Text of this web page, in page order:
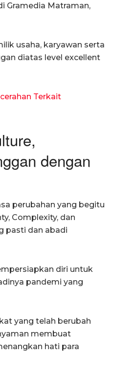
Gramedia Matraman,
usaha, karyawan serta
diatas level excellent
Terkait
dengan
perubahan yang begitu
Complexity, dan
pasti dan abadi
diri untuk
pandemi yang
yang telah berubah
membuat
hati para